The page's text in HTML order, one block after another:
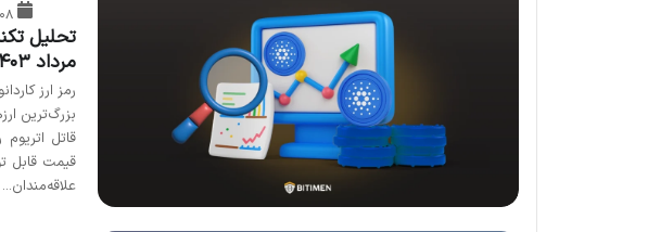
مرداد ۱۴۰۳
بزرگ‌ترین
قاتل
قیمت قابل
علاقه‌مندان...